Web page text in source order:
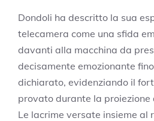
Dondoli ha descritto la sua
telecamera come una sfida
davanti alla macchina da
decisamente emozionante
dichiarato, evidenziando il
provato durante la proiezione
Le lacrime versate insieme al